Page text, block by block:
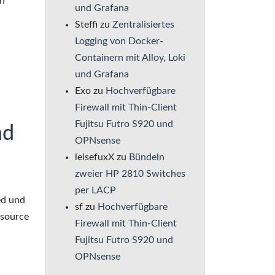
und
und Grafana
Steffi zu Zentralisiertes
Logging von Docker-
Containern mit Alloy, Loki
und Grafana
Exo zu Hochverfügbare
Firewall mit Thin-Client
Fujitsu Futro S920 und
OPNsense
leisefuxX zu Bündeln
zweier HP 2810 Switches
per LACP
sf zu Hochverfügbare
Firewall mit Thin-Client
Fujitsu Futro S920 und
OPNsense